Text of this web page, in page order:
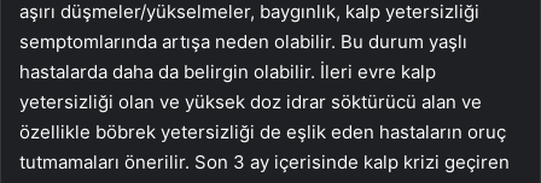
aşırı düşmeler/yükselmeler, baygınlık, kalp yetersizliği
semptomlarında artışa neden olabilir. Bu durum yaşlı
hastalarda daha da belirgin olabilir. İleri evre kalp
yetersizliği olan ve yüksek doz idrar söktürücü alan ve
özellikle böbrek yetersizliği de eşlik eden hastaların oruç
tutmamaları önerilir. Son 3 ay içerisinde kalp krizi geçiren